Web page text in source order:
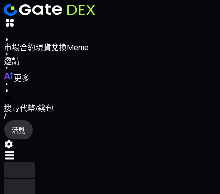
市場合約現貨兌換Meme
邀請
更多
搜尋代幣/錢包
/
活動